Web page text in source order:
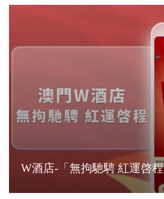
W酒店-「無拘馳騁 紅運啓